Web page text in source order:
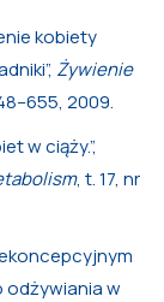
kobiety
Żywienie
2009.
w ciąży.”,
, t. 17, nr
odżywiania w